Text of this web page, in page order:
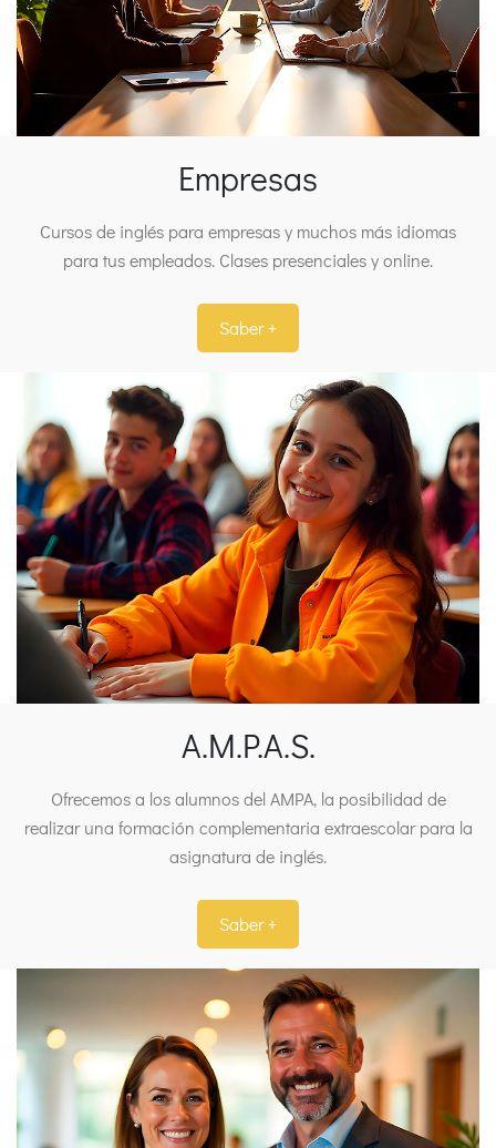
Empresas
Cursos de inglés para empresas y muchos más idiomas
para tus empleados. Clases presenciales y online.
Saber +
A.M.P.A.S.
Ofrecemos a los alumnos del AMPA, la posibilidad de
realizar una formación complementaria extraescolar para la
asignatura de inglés.
Saber +